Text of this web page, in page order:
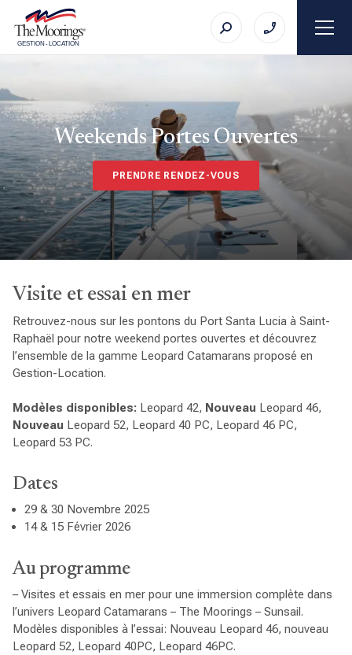
GESTION - LOCATION
Weekends Portes Ouvertes
PRENDRE RENDEZ-VOUS
Visite et essai en mer
Retrouvez-nous sur les pontons du Port Santa Lucia à Saint-
Raphaël pour notre weekend portes ouvertes et découvrez
l’ensemble de la gamme Leopard Catamarans proposé en
Gestion-Location.
Modèles disponibles: Leopard 42, Nouveau Leopard 46,
Nouveau Leopard 52, Leopard 40 PC, Leopard 46 PC,
Leopard 53 PC.
Dates
29 & 30 Novembre 2025
14 & 15 Février 2026
Au programme
– Visites et essais en mer pour une immersion complète dans
l’univers Leopard Catamarans – The Moorings – Sunsail.
Modèles disponibles à l’essai: Nouveau Leopard 46, nouveau
Leopard 52, Leopard 40PC, Leopard 46PC.